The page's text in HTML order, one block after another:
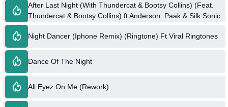
After Last Night (With Thundercat & Bootsy Collins) (Feat.
Thundercat & Bootsy Collins) ft Anderson .Paak & Silk Sonic
Night Dancer (Iphone Remix) (Ringtone) Ft Viral Ringtones
Dance Of The Night
All Eyez On Me (Rework)